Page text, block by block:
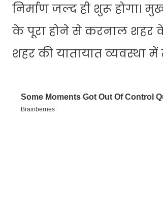
निर्माण जल्द ही शुरू होगा।
के पूरा होने से करनाल शहर
शहर की यातायात व्यवस्था में